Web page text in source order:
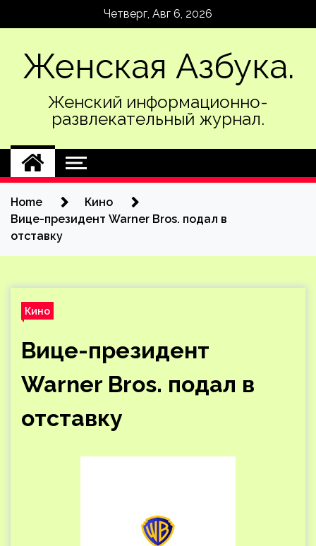
Четверг, Авг 6, 2026
Женская Азбука.
Женский информационно-
развлекательный журнал.
Home
Кино
Вице-президент Warner Bros. подал в
отставку
Кино
Вице-президент
Warner Bros. подал в
отставку